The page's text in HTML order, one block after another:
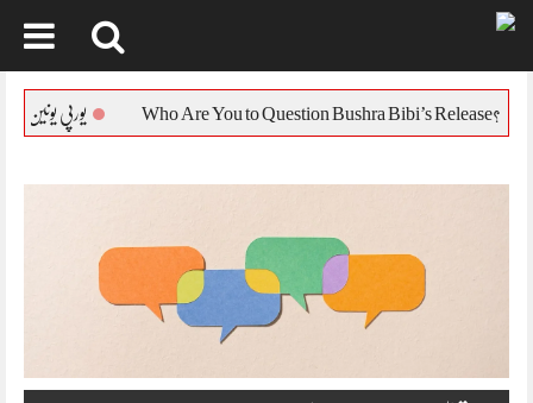
content
یورپی یونین کا بنگلہ دیش کی